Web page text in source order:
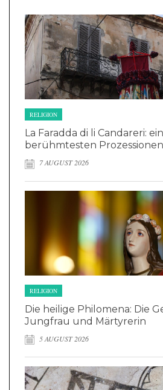
RELIGION
La Faradda di li Candareri:
berühmtesten
7 AUGUST 2026
RELIGION
Die heilige Philomena: Die
Jungfrau und Märtyrerin
5 AUGUST 2026